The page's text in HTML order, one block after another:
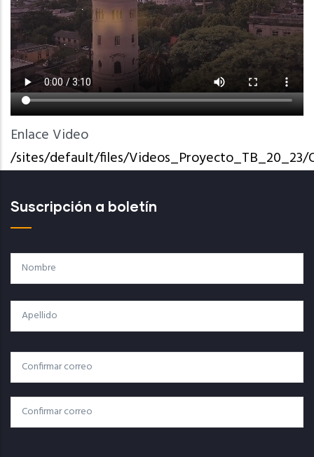
Enlace Video
/sites/default/files/Videos_Proyecto_TB_20_23/
Suscripción a boletín
Nombre
Apellido
Correo
Electrónico
Correo Electrónico
Confirmar Correo